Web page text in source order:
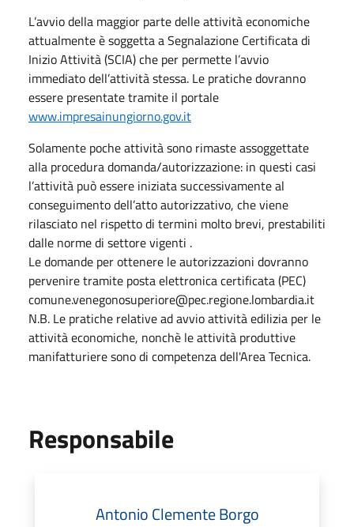
L’avvio della maggior parte delle attività economiche
attualmente è soggetta a Segnalazione Certificata di
Inizio Attività (SCIA) che per permette l’avvio
immediato dell’attività stessa. Le pratiche dovranno
essere presentate tramite il portale
www.impresainungiorno.gov.it
Solamente poche attività sono rimaste assoggettate
alla procedura domanda/autorizzazione: in questi casi
l’attività può essere iniziata successivamente al
conseguimento dell’atto autorizzativo, che viene
rilasciato nel rispetto di termini molto brevi, prestabiliti
dalle norme di settore vigenti .
Le domande per ottenere le autorizzazioni dovranno
pervenire tramite posta elettronica certificata (PEC)
comune.venegonosuperiore@pec.regione.lombardia.it
N.B. Le pratiche relative ad avvio attività edilizia per le
attività economiche, nonchè le attività produttive
manifatturiere sono di competenza dell'Area Tecnica.
Responsabile
Antonio Clemente Borgo